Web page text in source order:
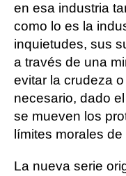
en esa industria
como lo es la
inquietudes, sus
a través de una
evitar la crudeza
necesario, dado
se mueven los
límites morales
La nueva serie